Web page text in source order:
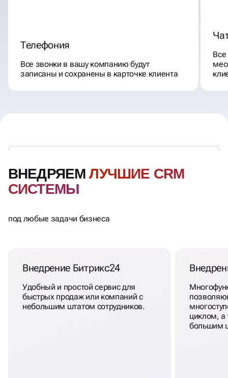
Телефония
Все звонки в вашу компанию будут
записаны и сохранены в карточке клиента
Все
ВНЕДРЯЕМЛУЧШИЕ CRM
СИСТЕМЫ
под любые задачи бизнеса
Внедрение Битрикс24
Удобный и простой сервис для
быстрых продаж или компаний с
небольшим штатом сотрудников.
циклом, а
большим